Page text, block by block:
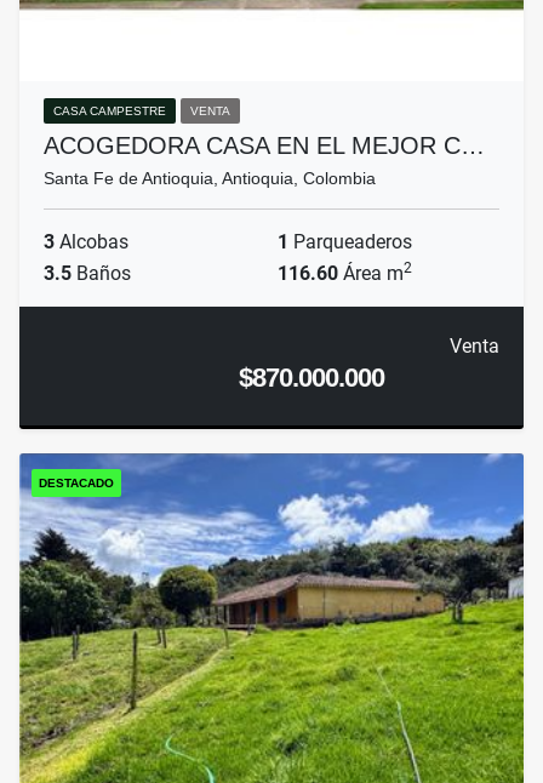
CASA CAMPESTRE VENTA
ACOGEDORA CASA EN EL MEJOR C…
Santa Fe de Antioquia, Antioquia, Colombia
3 Alcobas 1 Parqueaderos
3.5 Baños 116.60 Área m2
Venta
$870.000.000
DESTACADO